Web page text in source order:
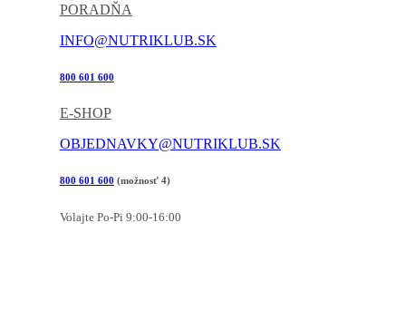
PORADŇA
INFO@NUTRIKLUB.SK
800 601 600
E-SHOP
OBJEDNAVKY@NUTRIKLUB.SK
800 601 600 (možnosť 4)
Volajte Po-Pi 9:00-16:00